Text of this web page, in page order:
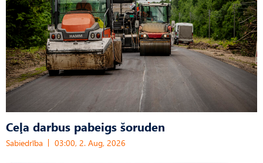
Ceļa darbus pabeigs šoruden
Sabiedrība 03:00, 2. Aug, 2026